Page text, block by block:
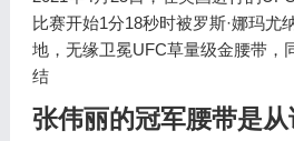
比赛开始1分18秒时被罗斯·娜玛尤
地，无缘卫冕UFC草量级金腰带，
结
张伟丽的冠军腰带是从